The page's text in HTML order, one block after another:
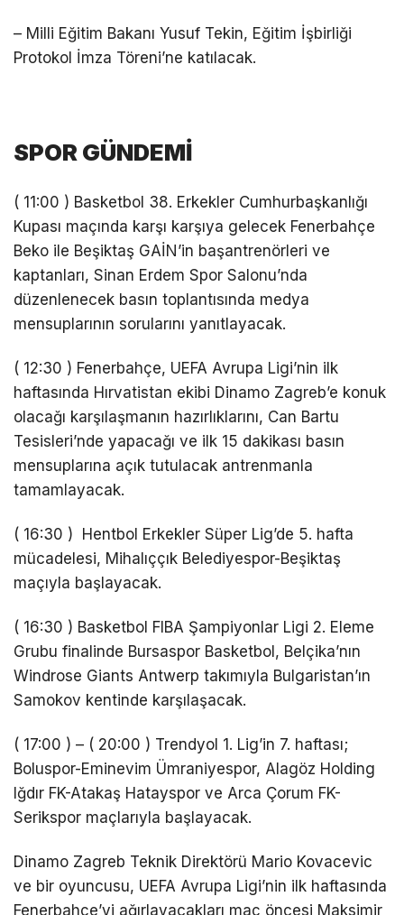
– Milli Eğitim Bakanı Yusuf Tekin, Eğitim İşbirliği
Protokol İmza Töreni’ne katılacak.
SPOR GÜNDEMİ
( 11:00 ) Basketbol 38. Erkekler Cumhurbaşkanlığı
Kupası maçında karşı karşıya gelecek Fenerbahçe
Beko ile Beşiktaş GAİN’in başantrenörleri ve
kaptanları, Sinan Erdem Spor Salonu’nda
düzenlenecek basın toplantısında medya
mensuplarının sorularını yanıtlayacak.
( 12:30 ) Fenerbahçe, UEFA Avrupa Ligi’nin ilk
haftasında Hırvatistan ekibi Dinamo Zagreb’e konuk
olacağı karşılaşmanın hazırlıklarını, Can Bartu
Tesisleri’nde yapacağı ve ilk 15 dakikası basın
mensuplarına açık tutulacak antrenmanla
tamamlayacak.
( 16:30 ) Hentbol Erkekler Süper Lig’de 5. hafta
mücadelesi, Mihalıççık Belediyespor-Beşiktaş
maçıyla başlayacak.
( 16:30 ) Basketbol FIBA Şampiyonlar Ligi 2. Eleme
Grubu finalinde Bursaspor Basketbol, Belçika’nın
Windrose Giants Antwerp takımıyla Bulgaristan’ın
Samokov kentinde karşılaşacak.
( 17:00 ) – ( 20:00 ) Trendyol 1. Lig’in 7. haftası;
Boluspor-Eminevim Ümraniyespor, Alagöz Holding
Iğdır FK-Atakaş Hatayspor ve Arca Çorum FK-
Serikspor maçlarıyla başlayacak.
Dinamo Zagreb Teknik Direktörü Mario Kovacevic
ve bir oyuncusu, UEFA Avrupa Ligi’nin ilk haftasında
Fenerbahçe’yi ağırlayacakları maç öncesi Maksimir